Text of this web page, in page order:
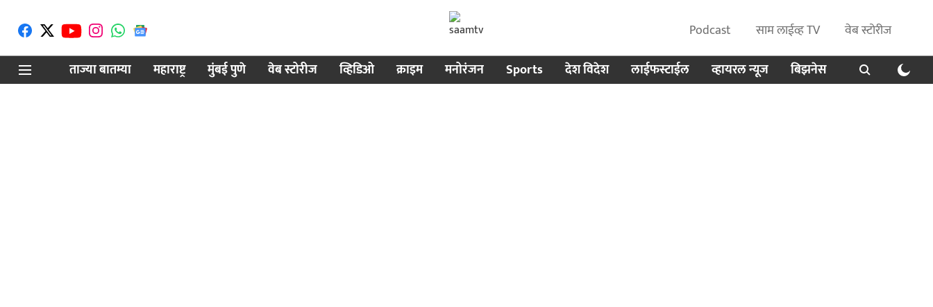
Podcast साम लाईव्ह TV
वेब स्टोरीज
ताज्या बातम्या
महाराष्ट्र मुंबई पुणे वेब स्टोरीज व्हिडिओ क्राइम मनोरंजन Sports देश विदेश लाईफस्टाईल व्हायरल न्यूज बिझनेस